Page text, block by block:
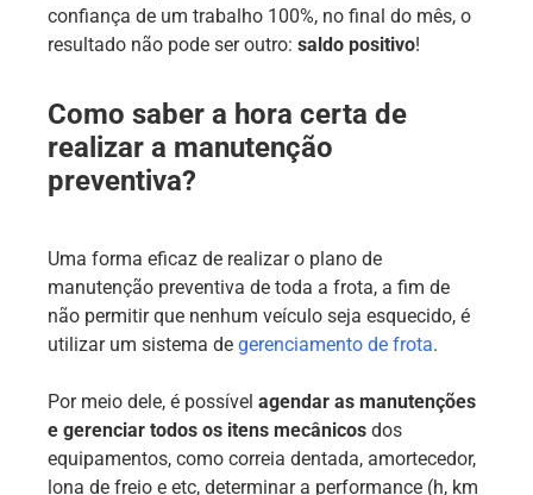
confiança de um trabalho 100%, no final do mês, o
resultado não pode ser outro: saldo positivo!
Como saber a hora certa de
realizar a manutenção
preventiva?
Uma forma eficaz de realizar o plano de
manutenção preventiva de toda a frota, a fim de
não permitir que nenhum veículo seja esquecido, é
utilizar um sistema de gerenciamento de frota.
Por meio dele, é possível agendar as manutenções
e gerenciar todos os itens mecânicos dos
equipamentos, como correia dentada, amortecedor,
lona de freio e etc, determinar a performance (h, km